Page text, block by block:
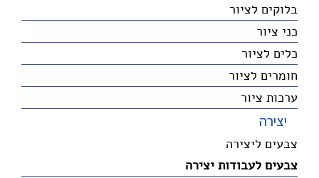
בלוקים לציור
כני ציור
כלים לציור
חומרים לציור
ערכות ציור
יצירה
צבעים ליצירה
צבעים לעבודות יצירה